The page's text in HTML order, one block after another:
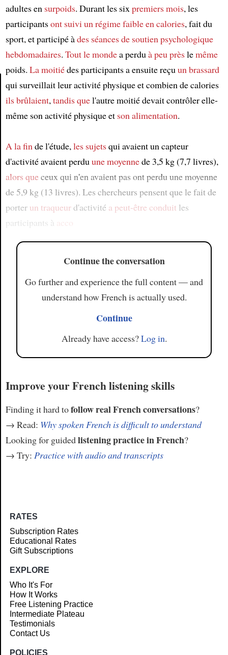
Article
adultes en surpoids. Durant les sixpremiers mois, les
participantsont suiviun régime faible en calories, fait du
sport, et participé àdes séances de soutien psychologique
hebdomadaires. Tout le mondea perduà peu prèslemême
poids. La moitiédes participants a ensuite reçuun brassard
qui surveillait leur activité physique et combien de calories
ils brûlaient,tandis quel'autre moitié devait contrôler elle-
même son activité physique et son alimentation.
A la finde l'étude,les sujetsqui avaient un capteur
d'activité avaient perduune moyennede 3,5 kg (7,7 livres),
alors queceux qui n'en avaient pas ont perdu une moyenne
de 5,9 kg (13 livres). Les chercheurs pensent que le fait de
porter un traqueurd'activité a peut-être conduit les
participants à acco
Continue the conversation
Go further and experience the full content — and
understand how French is actually used.
Continue
Already have access?Log in.
Improve your French listening skills
Finding it hard tofollow real French conversations?
→ Read: Why spoken French is difficult to understand
Looking for guidedlistening practice in French?
→ Try: Practice with audio and transcripts
RATES
Subscription Rates
Educational Rates
Gift Subscriptions
EXPLORE
Who It's For
How It Works
Free Listening Practice
Intermediate Plateau
Testimonials
Contact Us
POLICIES